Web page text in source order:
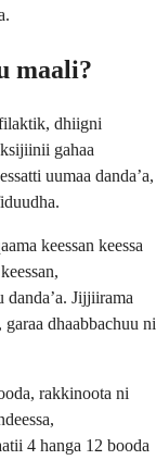
maali?
dhiigni
gahaa
uumaa danda’a,
keessan keessa
danda’a. Jijjiirama
dhaabbachuu ni
rakkinoota ni
4 hanga 12 booda